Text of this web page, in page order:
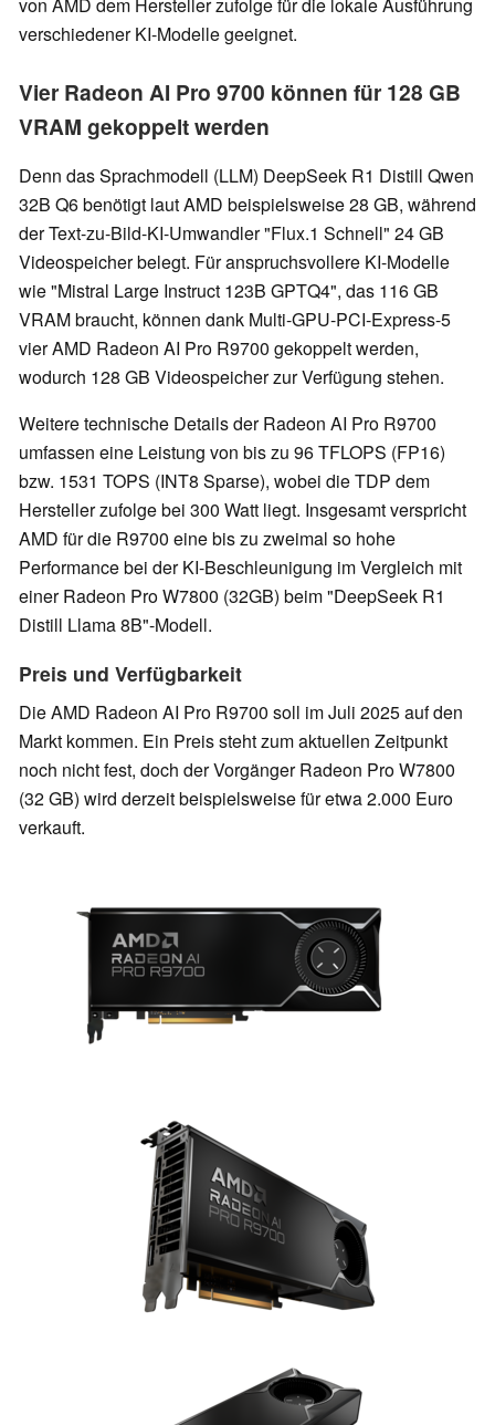
verschiedener KI-Modelle geeignet.
Vier Radeon AI Pro 9700 können für 128 GB
VRAM gekoppelt werden
Denn das Sprachmodell (LLM) DeepSeek R1 Distill Qwen
32B Q6 benötigt laut AMD beispielsweise 28 GB, während
der Text-zu-Bild-KI-Umwandler "Flux.1 Schnell" 24 GB
Videospeicher belegt. Für anspruchsvollere KI-Modelle
wie "Mistral Large Instruct 123B GPTQ4", das 116 GB
VRAM braucht, können dank Multi-GPU-PCI-Express-5
vier AMD Radeon AI Pro R9700 gekoppelt werden,
wodurch 128 GB Videospeicher zur Verfügung stehen.
Weitere technische Details der Radeon AI Pro R9700
umfassen eine Leistung von bis zu 96 TFLOPS (FP16)
bzw. 1531 TOPS (INT8 Sparse), wobei die TDP dem
Hersteller zufolge bei 300 Watt liegt. Insgesamt verspricht
AMD für die R9700 eine bis zu zweimal so hohe
Performance bei der KI-Beschleunigung im Vergleich mit
einer Radeon Pro W7800 (32GB) beim "DeepSeek R1
Distill Llama 8B"-Modell.
Preis und Verfügbarkeit
Die AMD Radeon AI Pro R9700 soll im Juli 2025 auf den
Markt kommen. Ein Preis steht zum aktuellen Zeitpunkt
noch nicht fest, doch der Vorgänger Radeon Pro W7800
(32 GB) wird derzeit beispielsweise für etwa 2.000 Euro
verkauft.